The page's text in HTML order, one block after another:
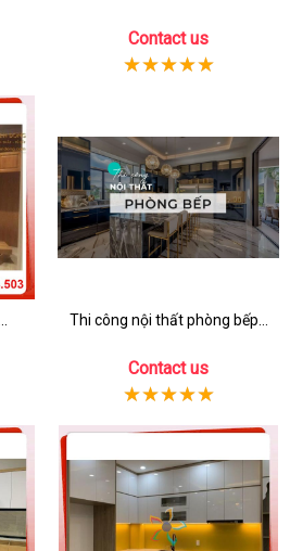
Contact us
Thi công nội thất phòng bếp...
Contact us